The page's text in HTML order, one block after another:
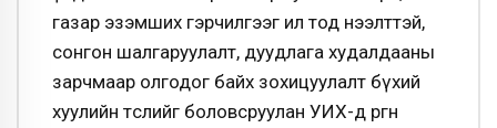
газар эзэмших гэрчилгээг ил тод нээлттэй,
сонгон шалгаруулалт, дуудлага худалдааны
зарчмаар олгодог байх зохицуулалт бүхий
хуулийн төслийг боловсруулан УИХ-д өргөн